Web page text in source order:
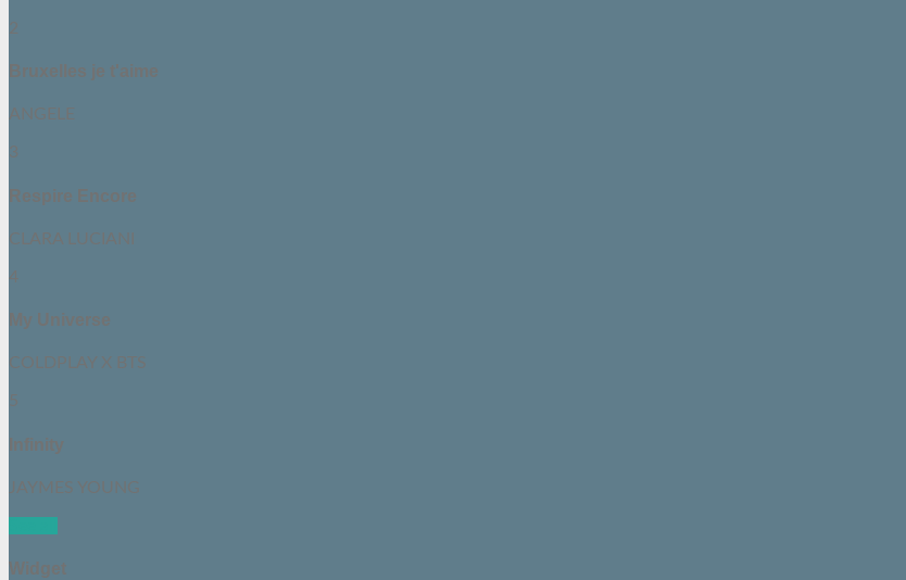
2
Bruxelles je t'aime
ANGELE
3
Respire Encore
CLARA LUCIANI
4
My Universe
COLDPLAY X BTS
5
Infinity
JAYMES YOUNG
Widget